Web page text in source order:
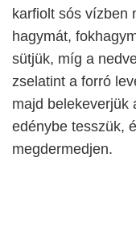
karfiolt sós vízben
hagymát,
sütjük, míg a
zselatint a forró
majd belekeverjük
edénybe tesszük,
megdermedjen.